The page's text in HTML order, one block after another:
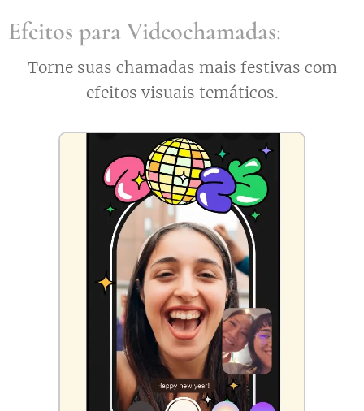
Efeitos para Videochamadas:
Torne suas chamadas mais festivas com
efeitos visuais temáticos.